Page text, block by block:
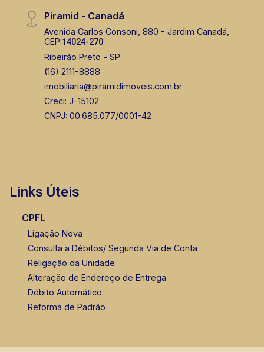
Piramid - Canadá
Avenida Carlos Consoni, 880 - Jardim Canadá,
CEP:14024-270
Ribeirão Preto - SP
(16) 2111-8888
imobiliaria@piramidimoveis.com.br
Creci: J-15102
CNPJ: 00.685.077/0001-42
Links Úteis
CPFL
Ligação Nova
Consulta a Débitos/ Segunda Via de Conta
Religação da Unidade
Alteração de Endereço de Entrega
Débito Automático
Reforma de Padrão